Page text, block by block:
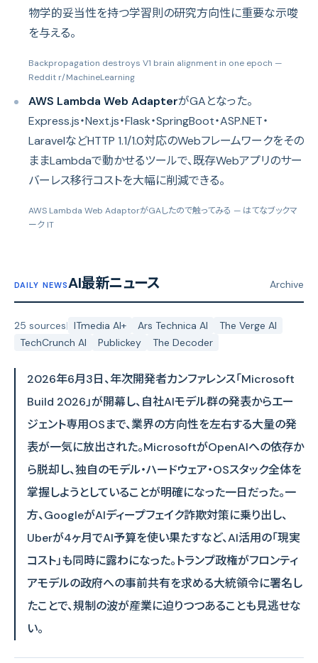
物学的妥当性を持つ学習則の研究方向性に重要な示唆
を与える。
Backpropagation destroys V1 brain alignment in one epoch —
Reddit r/MachineLearning
AWS Lambda Web AdapterがGAとなった。
Express.js・Next.js・Flask・SpringBoot・ASP.NET・
LaravelなどHTTP 1.1/1.0対応のWebフレームワークをその
ままLambdaで動かせるツールで、既存Webアプリのサー
バーレス移行コストを大幅に削減できる。
AWS Lambda Web AdaptorがGAしたので触ってみる — はてなブックマ
ーク IT
DAILY NEWSAI最新ニュース Archive
25 sources| ITmedia AI+ Ars Technica AI
The Verge AI
TechCrunch AI
Publickey The Decoder
2026年6月3日、年次開発者カンファレンス「Microsoft
Build 2026」が開幕し、自社AIモデル群の発表からエー
ジェント専用OSまで、業界の方向性を左右する大量の発
表が一気に放出された。MicrosoftがOpenAIへの依存か
ら脱却し、独自のモデル・ハードウェア・OSスタック全体を
掌握しようとしていることが明確になった一日だった。一
方、GoogleがAIディープフェイク詐欺対策に乗り出し、
Uberが4ヶ月でAI予算を使い果たすなど、AI活用の「現実
コスト」も同時に露わになった。トランプ政権がフロンティ
アモデルの政府への事前共有を求める大統領令に署名し
たことで、規制の波が産業に迫りつつあることも見逃せな
い。